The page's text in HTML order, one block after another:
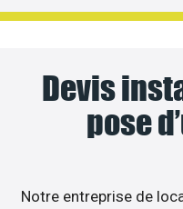
Devis
pose
Notre entreprise de